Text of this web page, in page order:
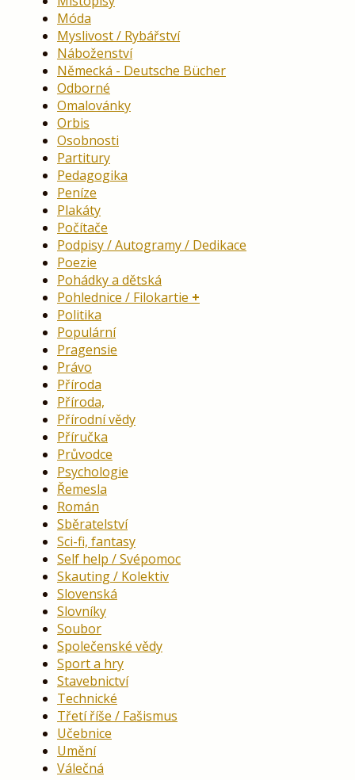
Móda
Myslivost / Rybářství
Náboženství
Německá - Deutsche Bücher
Odborné
Omalovánky
Orbis
Osobnosti
Partitury
Pedagogika
Peníze
Plakáty
Počítače
Podpisy / Autogramy / Dedikace
Poezie
Pohádky a dětská
Pohlednice / Filokartie
Politika
Populární
Pragensie
Právo
Příroda
Příroda,
Přírodní vědy
Příručka
Průvodce
Psychologie
Řemesla
Román
Sběratelství
Sci-fi, fantasy
Self help / Svépomoc
Skauting / Kolektiv
Slovenská
Slovníky
Soubor
Společenské vědy
Sport a hry
Stavebnictví
Technické
Třetí říše / Fašismus
Učebnice
Umění
Válečná